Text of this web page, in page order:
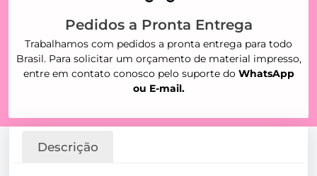
Pedidos a Pronta Entrega
Trabalhamos com pedidos a pronta entrega para todo
Brasil. Para solicitar um orçamento de material impresso,
entre em contato conosco pelo suporte do WhatsApp
ou E-mail.
Descrição